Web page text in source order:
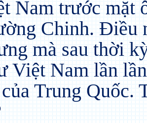
Nam trước mặt
Chinh. Điều
mà sau thời
Việt Nam lần
Trung Quốc.